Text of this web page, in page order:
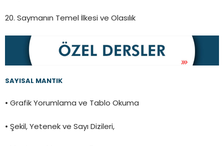
20. Saymanın Temel İlkesi ve Olasılık
SAYISAL MANTIK
• Grafik Yorumlama ve Tablo Okuma
• Şekil, Yetenek ve Sayı Dizileri,